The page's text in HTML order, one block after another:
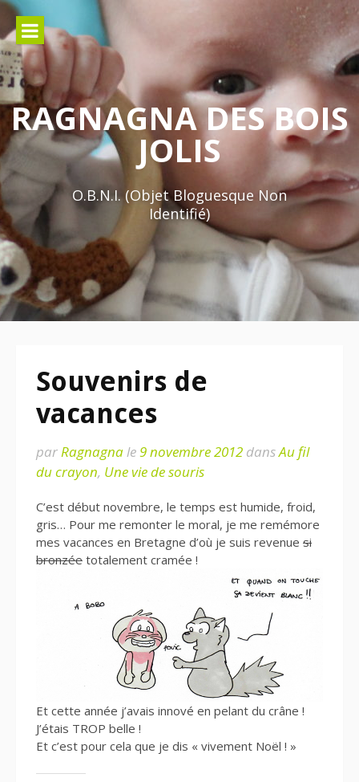
Aller
contenu
RAGNAGNA DES BOIS
JOLIS
O.B.N.I. (Objet Bloguesque Non
Identifié)
Souvenirs de
vacances
parRagnagnale9 novembre 2012 dansAu fil
du crayon, Une vie de souris
C’est début novembre, le temps est humide, froid,
gris… Pour me remonter le moral, je me remémore
mes vacances en Bretagne d’où je suis revenue si
bronzée totalement cramée !
Et cette année j’avais innové en pelant du crâne !
J’étais TROP belle !
Et c’est pour cela que je dis « vivement Noël ! »